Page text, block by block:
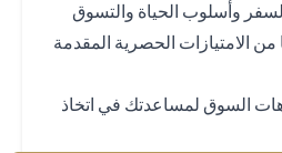
الحياة والتسوق
الحصرية المقدمة
لمساعدتك في اتخاذ